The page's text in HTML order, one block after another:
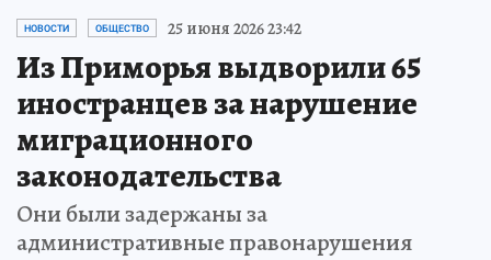
НОВОСТИ ОБЩЕСТВО 25 июня 2026 23:42
Из Приморья выдворили 65
иностранцев за нарушение
миграционного
законодательства
Они были задержаны за
административные правонарушения